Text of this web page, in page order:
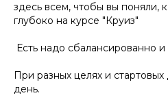
здесь всем, чтобы вы поняли,
глубоко на курсе "Круиз"
Есть надо сбалансированно и
При разных целях и
день.